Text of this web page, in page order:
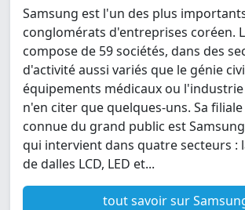
Samsung est l'un des plus
conglomérats d'entreprises coréen.
compose de 59 sociétés, dans des
d'activité aussi variés que le génie
équipements médicaux ou
n'en citer que quelques-uns. Sa
connue du grand public est
qui intervient dans quatre secteurs :
de dalles LCD, LED et...
tout savoir sur